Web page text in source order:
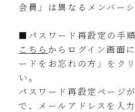
会員」は異なるメンバーシ
■パスワード再設定の⼿順
こちら からログイン画面
ードをお忘れの⽅」をク
い。
パスワード再設定ページ
で、メールアドレスを⼊